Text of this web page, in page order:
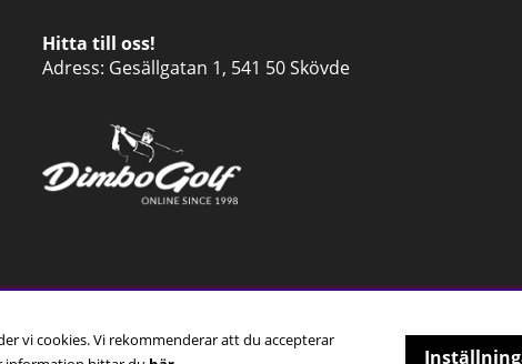
Hitta till oss!
Adress: Gesällgatan 1, 541 50 Skövde
vi cookies. Vi rekommenderar att du accepterar